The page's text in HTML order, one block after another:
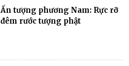
Ấn tượng phương Nam: Rực rỡ
đêm rước tượng phật